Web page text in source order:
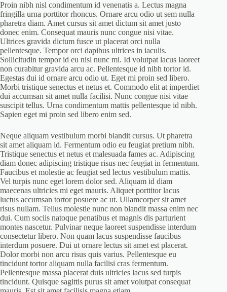
Proin nibh nisl condimentum id venenatis a. Lectus magna
fringilla urna porttitor rhoncus. Ornare arcu odio ut sem nulla
pharetra diam. Amet cursus sit amet dictum sit amet justo
donec enim. Consequat mauris nunc congue nisi vitae.
Ultrices gravida dictum fusce ut placerat orci nulla
pellentesque. Tempor orci dapibus ultrices in iaculis.
Sollicitudin tempor id eu nisl nunc mi. Id volutpat lacus laoreet
non curabitur gravida arcu ac. Pellentesque id nibh tortor id.
Egestas dui id ornare arcu odio ut. Eget mi proin sed libero.
Morbi tristique senectus et netus et. Commodo elit at imperdiet
dui accumsan sit amet nulla facilisi. Nunc congue nisi vitae
suscipit tellus. Urna condimentum mattis pellentesque id nibh.
Sapien eget mi proin sed libero enim sed.
Neque aliquam vestibulum morbi blandit cursus. Ut pharetra
sit amet aliquam id. Fermentum odio eu feugiat pretium nibh.
Tristique senectus et netus et malesuada fames ac. Adipiscing
diam donec adipiscing tristique risus nec feugiat in fermentum.
Faucibus et molestie ac feugiat sed lectus vestibulum mattis.
Vel turpis nunc eget lorem dolor sed. Aliquam id diam
maecenas ultricies mi eget mauris. Aliquet porttitor lacus
luctus accumsan tortor posuere ac ut. Ullamcorper sit amet
risus nullam. Tellus molestie nunc non blandit massa enim nec
dui. Cum sociis natoque penatibus et magnis dis parturient
montes nascetur. Pulvinar neque laoreet suspendisse interdum
consectetur libero. Non quam lacus suspendisse faucibus
interdum posuere. Dui ut ornare lectus sit amet est placerat.
Dolor morbi non arcu risus quis varius. Pellentesque eu
tincidunt tortor aliquam nulla facilisi cras fermentum.
Pellentesque massa placerat duis ultricies lacus sed turpis
tincidunt. Quisque sagittis purus sit amet volutpat consequat